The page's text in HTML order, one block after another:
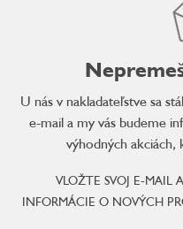
U nás v nakladateľstve sa
e-mail a my vás budeme
výhodných akciách,
VLOŽTE SVOJ E-MAIL
INFORMÁCIE O NOVÝCH